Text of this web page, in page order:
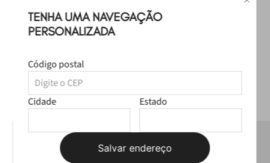
TENHA UMA NAVEGAÇÃO
PERSONALIZADA
Código postal
Cidade Estado
Salvar endereço
desejado.
NEWSLETTER